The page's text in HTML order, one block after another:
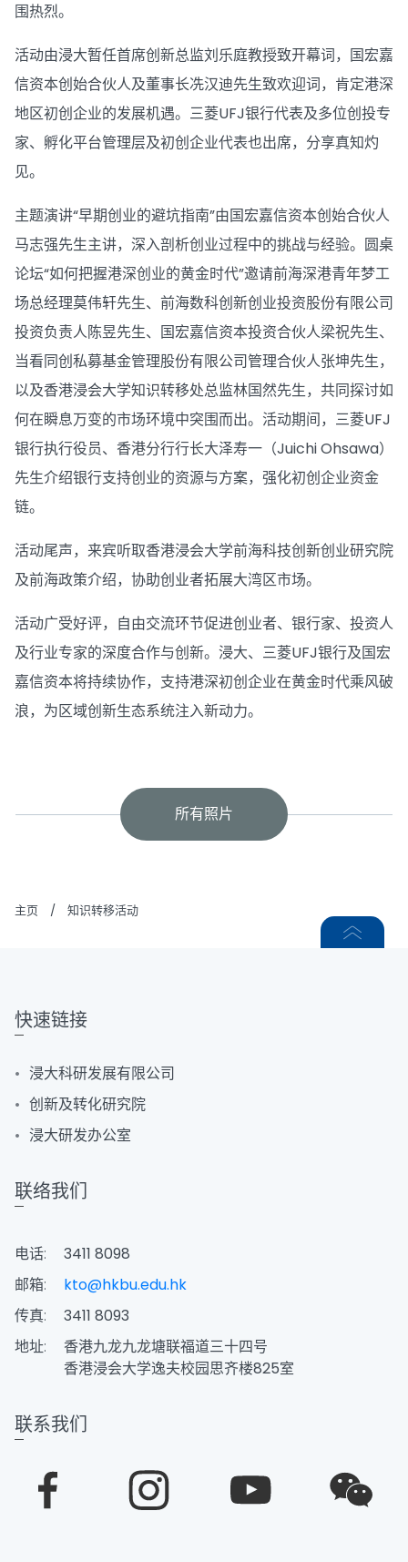
围热烈。
活动由浸大暂任首席创新总监刘乐庭教授致开幕词，国宏嘉
信资本创始合伙人及董事长冼汉迪先生致欢迎词，肯定港深
地区初创企业的发展机遇。三菱UFJ银行代表及多位创投专
家、孵化平台管理层及初创企业代表也出席，分享真知灼
见。
主题演讲“早期创业的避坑指南”由国宏嘉信资本创始合伙人
马志强先生主讲，深入剖析创业过程中的挑战与经验。圆桌
论坛“如何把握港深创业的黄金时代”邀请前海深港青年梦工
场总经理莫伟轩先生、前海数科创新创业投资股份有限公司
投资负责人陈昱先生、国宏嘉信资本投资合伙人梁祝先生、
当看同创私募基金管理股份有限公司管理合伙人张坤先生，
以及香港浸会大学知识转移处总监林国然先生，共同探讨如
何在瞬息万变的市场环境中突围而出。活动期间，三菱UFJ
银行执行役员、香港分行行长大泽寿一（Juichi Ohsawa）
先生介绍银行支持创业的资源与方案，强化初创企业资金
链。
活动尾声，来宾听取香港浸会大学前海科技创新创业研究院
及前海政策介绍，协助创业者拓展大湾区市场。
活动广受好评，自由交流环节促进创业者、银行家、投资人
及行业专家的深度合作与创新。浸大、三菱UFJ银行及国宏
嘉信资本将持续协作，支持港深初创企业在黄金时代乘风破
浪，为区域创新生态系统注入新动力。
所有照片
主页 / 知识转移活动
快速链接
浸大科研发展有限公司
创新及转化研究院
浸大研发办公室
联络我们
电话:
3411 8098
邮箱:
kto@hkbu.edu.hk
传真:
3411 8093
地址:
香港九龙九龙塘联福道三十四号
香港浸会大学逸夫校园思齐楼825室
联系我们